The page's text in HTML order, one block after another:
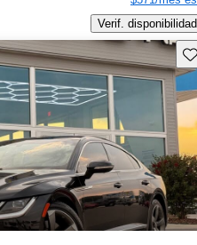
Verif. disponibilidad